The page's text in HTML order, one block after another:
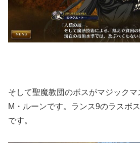
そして聖魔教団のボスがマジックマ
M・ルーンです。ランス9のラスボ
です。